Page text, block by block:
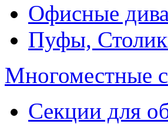
Офисные
Пуфы,
Многоместные
Секции для